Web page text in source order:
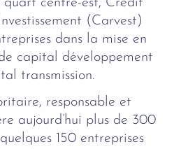
centre-est, Crédit
(Carvest)
dans la mise en
capital développement
transmission.
responsable et
aujourd’hui plus de 300
150 entreprises